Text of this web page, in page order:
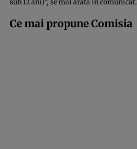
sub 12 ani)”, se mai arată în comunicat.
Ce mai propune Comisia